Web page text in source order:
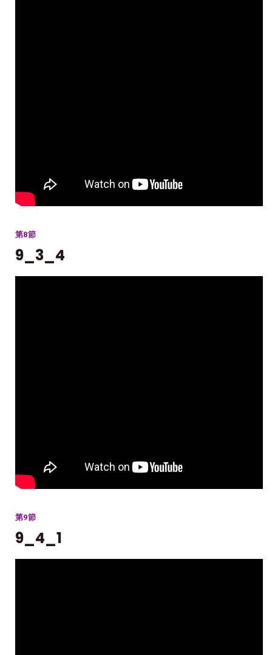
第8節
9_3_4
第9節
9_4_1